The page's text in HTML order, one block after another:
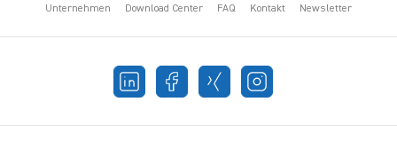
Unternehmen Download Center FAQ Kontakt Newsletter